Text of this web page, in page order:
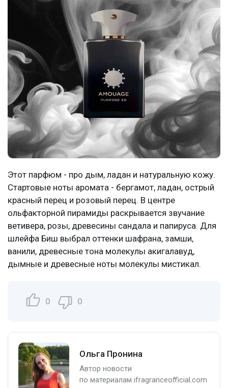
Этот парфюм - про дым, ладан и натуральную кожу.
Стартовые ноты аромата - бергамот, ладан, острый
красный перец и розовый перец. В центре
ольфакторной пирамиды раскрывается звучание
ветивера, розы, древесины сандала и папируса. Для
шлейфа Биш выбрал оттенки шафрана, замши,
ванили, древесные тона молекулы акигалавуд,
дымные и древесные ноты молекулы мистикал.
0 0
Ольга Пронина
Автор новости
по материалам ifragranceofficial.com